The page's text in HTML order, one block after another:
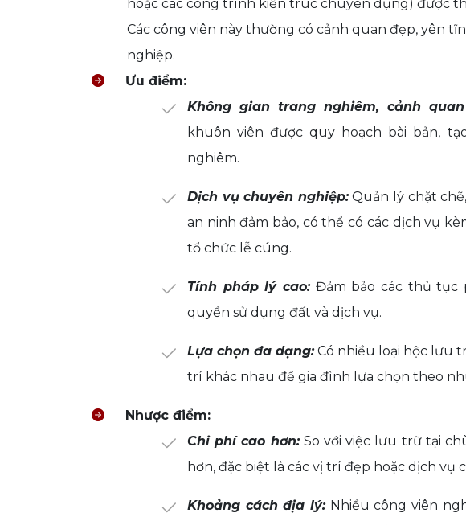
hoặc các công trình kiến trúc chuyên dụng) được
Các công viên này thường có cảnh quan đẹp, yên
nghiệp.
Ưu điểm:
Không gian trang nghiêm, cảnh
khuôn viên được quy hoạch bài bản,
nghiêm.
Dịch vụ chuyên nghiệp:Quản lý chặt
an ninh đảm bảo, có thể có các dịch vụ
tổ chức lễ cúng.
Tính pháp lý cao:Đảm bảo các thủ tục
quyền sử dụng đất và dịch vụ.
Lựa chọn đa dạng:Có nhiều loại hộc lưu
trí khác nhau để gia đình lựa chọn theo
Nhược điểm:
Chi phí cao hơn:So với việc lưu trữ tại
hơn, đặc biệt là các vị trí đẹp hoặc dịch vụ
Khoảng cách địa lý:Nhiều công viên